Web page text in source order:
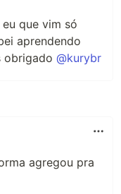
que vim só
aprendendo
obrigado @kurybr
agregou pra